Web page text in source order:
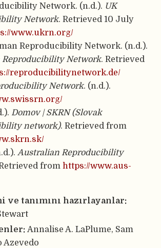
Network. (n.d.). UK
Network. Retrieved 10 July
www.ukrn.org/
Reproducibility Network. (n.d.).
Reproducibility Network. Retrieved
reproducibilitynetwork.de/
Network. (n.d.).
Domov | SKRN (Slovak
network). Retrieved from
Australian Reproducibility
from https://www.aus-
tanımını hazırlayanlar:
Annalise A. LaPlume, Sam
Azevedo